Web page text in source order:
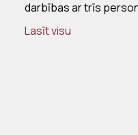
darbības ar trīs
Lasīt visu